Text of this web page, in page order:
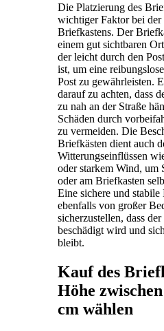
Die Platzierung des
wichtiger Faktor bei der
Briefkastens. Der
einem gut sichtbaren
der leicht durch den
ist, um eine
Post zu gewährleisten.
darauf zu achten, dass
zu nah an der Straße
Schäden durch
zu vermeiden. Die
Briefkästen dient auch
Witterungseinflüssen
oder starkem Wind, um
oder am Briefkasten
Eine sichere und stabile
ebenfalls von großer
sicherzustellen, dass
beschädigt wird und
bleibt.
Kauf des
Höhe
cm wählen